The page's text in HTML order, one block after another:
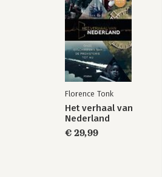
Florence Tonk
Het verhaal van
Nederland
€ 29,99